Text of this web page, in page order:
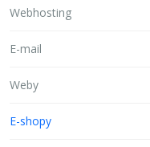
Webhosting
E-mail
Weby
E-shopy